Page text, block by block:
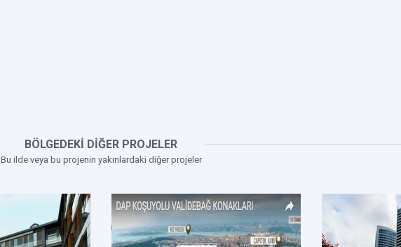
BÖLGEDEKİ DİĞER PROJELER
Bu ilde veya bu projenin yakınlardaki diğer projeler